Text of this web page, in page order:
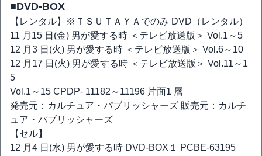
■DVD-BOX
【レンタル】※ＴＳＵＴＡＹＡでのみ DVD（レンタル）
11 月15 日(金) 男が愛する時 ＜テレビ放送版＞ Vol.1～5
12 月3 日(火) 男が愛する時 ＜テレビ放送版＞ Vol.6～10
12 月17 日(火) 男が愛する時 ＜テレビ放送版＞ Vol.11～1
5
Vol.1～15 CPDP- 11182～11196 片面1 層
発売元：カルチュア・パブリッシャーズ 販売元：カルチ
ュア・パブリッシャーズ
【セル】
12 月4 日(水) 男が愛する時 DVD-BOX１ PCBE-63195